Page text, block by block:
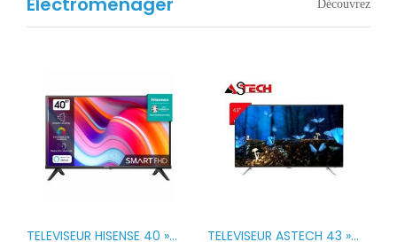
Découvrez
TELEVISEUR HISENSE 40 »
TELEVISEUR ASTECH 43 »